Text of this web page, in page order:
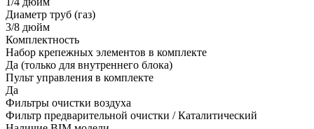
Диаметр труб (газ)
3/8 дюйм
Комплектность
Набор крепежных элементов в комплекте
Да (только для внутреннего блока)
Пульт управления в комплекте
Да
Фильтры очистки воздуха
Фильтр предварительной очистки / Каталитический